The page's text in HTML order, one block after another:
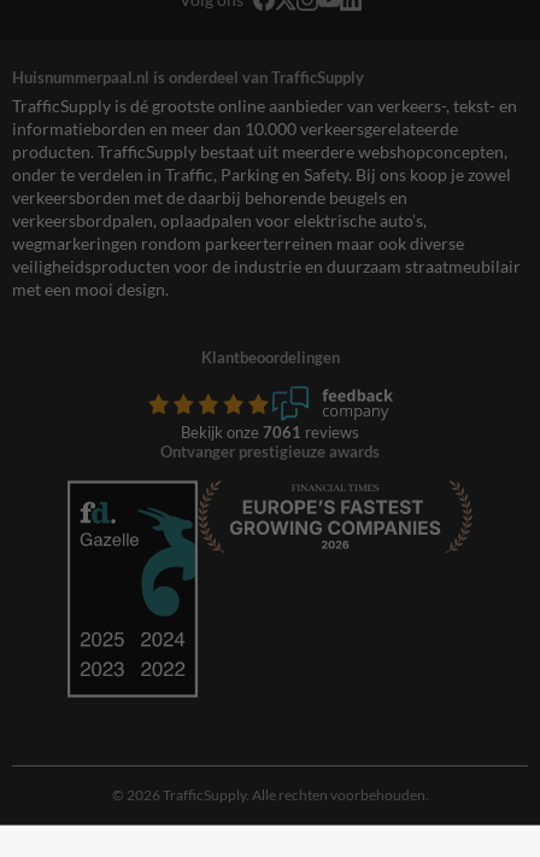
Huisnummerpaal.nl is onderdeel van TrafficSupply
TrafficSupply is dé grootste online aanbieder van verkeers-, tekst- en
informatieborden en meer dan 10.000 verkeersgerelateerde
producten. TrafficSupply bestaat uit meerdere webshopconcepten,
onder te verdelen in Traffic, Parking en Safety. Bij ons koop je zowel
verkeersborden met de daarbij behorende beugels en
verkeersbordpalen, oplaadpalen voor elektrische auto’s,
wegmarkeringen rondom parkeerterreinen maar ook diverse
veiligheidsproducten voor de industrie en duurzaam straatmeubilair
met een mooi design.
Klantbeoordelingen
Bekijk onze 7061 reviews
Ontvanger prestigieuze awards
© 2026 TrafficSupply. Alle rechten voorbehouden.